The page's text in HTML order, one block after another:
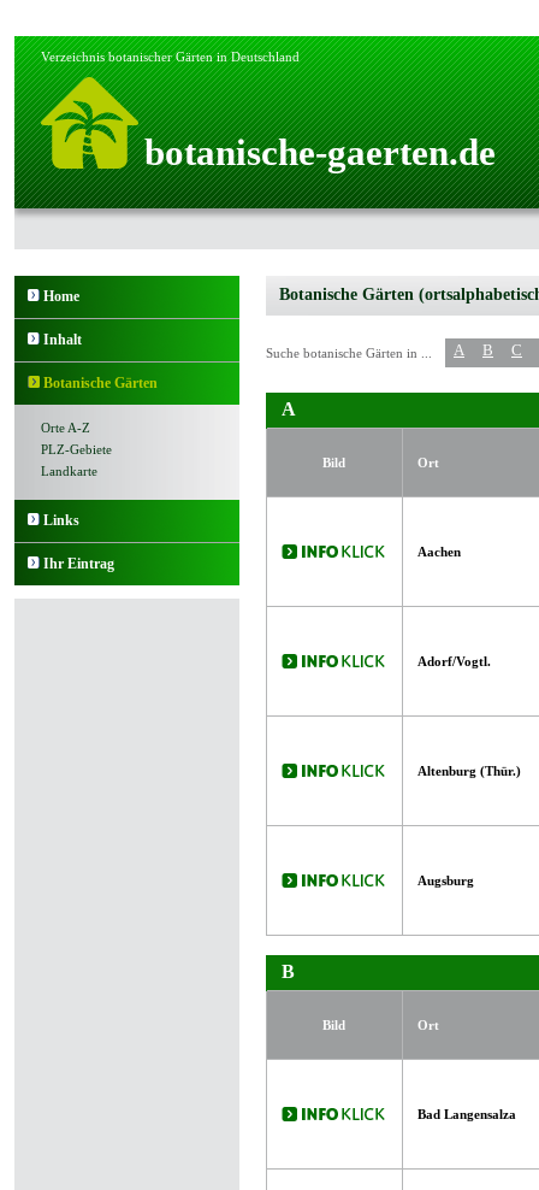
Verzeichnis botanischer Gärten in Deutschland
botanische-gaerten.de
Home
Inhalt
Botanische Gärten
Orte A-Z
PLZ-Gebiete
Landkarte
Links
Ihr Eintrag
Botanische Gärten
Suche botanische Gärten in ... A B C
A
Bild Ort
Aachen
Adorf/Vogtl.
Altenburg (Thür.)
Augsburg
B
Bild Ort
Bad Langensalza